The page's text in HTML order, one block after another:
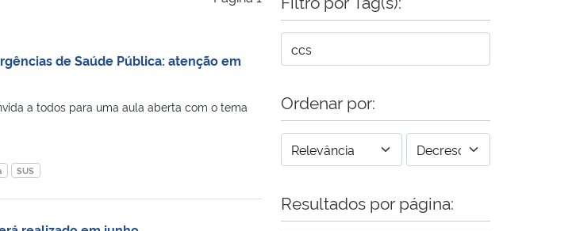
de Saúde Pública: atenção em
a todos para uma aula aberta com o tema
SUS
Ordenar por:
Resultados por página: